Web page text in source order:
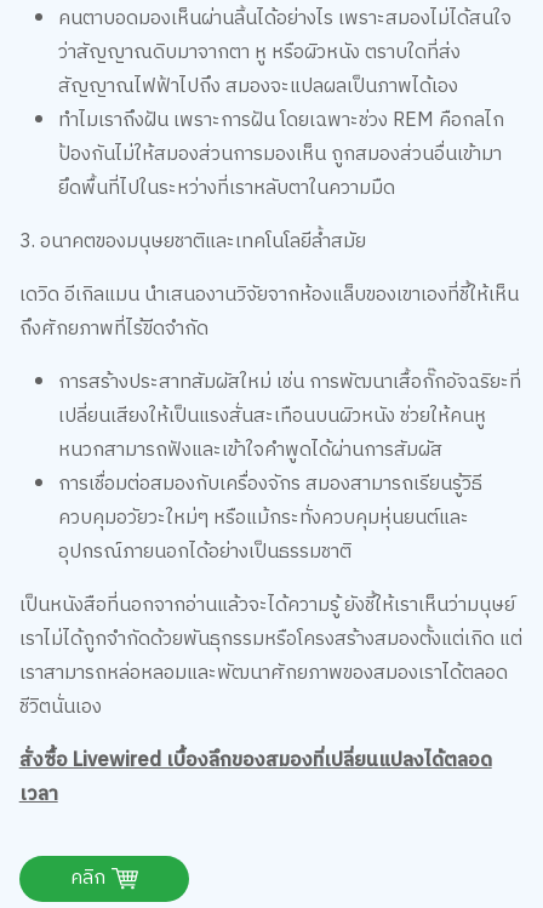
คนตาบอดมองเห็นผ่านลิ้นได้อย่างไร เพราะสมองไม่ได้สนใจ
ว่าสัญญาณดิบมาจากตา หู หรือผิวหนัง ตราบใดที่ส่ง
สัญญาณไฟฟ้าไปถึง สมองจะแปลผลเป็นภาพได้เอง
ทำไมเราถึงฝัน เพราะการฝัน โดยเฉพาะช่วง REM คือกลไก
ป้องกันไม่ให้สมองส่วนการมองเห็น ถูกสมองส่วนอื่นเข้ามา
ยึดพื้นที่ไปในระหว่างที่เราหลับตาในความมืด
3. อนาคตของมนุษยชาติและเทคโนโลยีล้ำสมัย
เดวิด อีเกิลแมน นำเสนองานวิจัยจากห้องแล็บของเขาเองที่ชี้ให้เห็น
ถึงศักยภาพที่ไร้ขีดจำกัด
การสร้างประสาทสัมผัสใหม่ เช่น การพัฒนาเสื้อกั๊กอัจฉริยะที่
เปลี่ยนเสียงให้เป็นแรงสั่นสะเทือนบนผิวหนัง ช่วยให้คนหู
หนวกสามารถฟังและเข้าใจคำพูดได้ผ่านการสัมผัส
การเชื่อมต่อสมองกับเครื่องจักร สมองสามารถเรียนรู้วิธี
ควบคุมอวัยวะใหม่ๆ หรือแม้กระทั่งควบคุมหุ่นยนต์และ
อุปกรณ์ภายนอกได้อย่างเป็นธรรมชาติ
เป็นหนังสือที่นอกจากอ่านแล้วจะได้ความรู้ ยังชี้ให้เราเห็นว่ามนุษย์
เราไม่ได้ถูกจำกัดด้วยพันธุกรรมหรือโครงสร้างสมองตั้งแต่เกิด แต่
เราสามารถหล่อหลอมและพัฒนาศักยภาพของสมองเราได้ตลอด
ชีวิตนั่นเอง
สั่งซื้อ Livewired เบื้องลึกของสมองที่เปลี่ยนแปลงได้ตลอด
เวลา
คลิก